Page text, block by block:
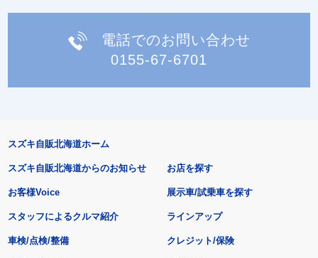
電話でのお問い合わせ
0155-67-6701
スズキ自販北海道ホーム
スズキ自販北海道からのお知らせ
お客様Voice
スタッフによるクルマ紹介
お店を探す
展示車/試乗車を探す
ラインアップ
車検/点検/整備 クレジット/保険